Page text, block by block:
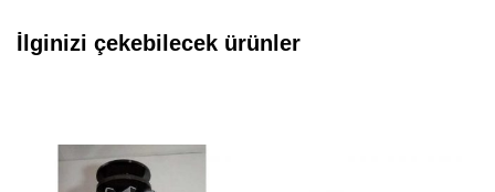
İlginizi çekebilecek ürünler